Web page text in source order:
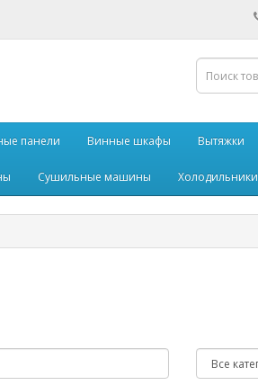
панели Винные шкафы Вытяжки
Сушильные машины Холодильники